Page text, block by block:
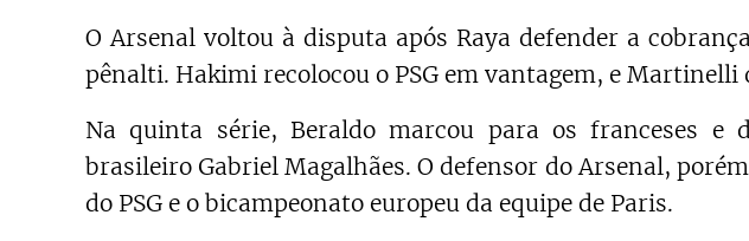
O Arsenal voltou à disputa após Raya defender a
pênalti. Hakimi recolocou o PSG em vantagem, e
Na quinta série, Beraldo marcou para os franceses e
brasileiro Gabriel Magalhães. O defensor do Arsenal,
do PSG e o bicampeonato europeu da equipe de Paris.